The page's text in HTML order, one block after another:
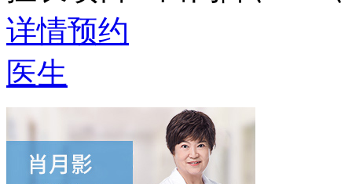
详情预约
医生